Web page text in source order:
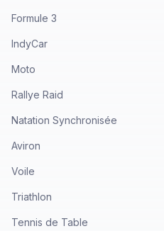
Formule 3
IndyCar
Moto
Rallye Raid
Natation Synchronisée
Aviron
Voile
Triathlon
Tennis de Table